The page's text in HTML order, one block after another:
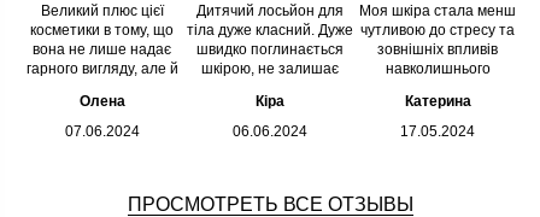
Великий плюс цієї
косметики в тому, що
вона не лише надає
гарного вигляду, але й
цілому. Після кількох
тижнів вик� ...
Олена
07.06.2024
Дитячий лосьйон для
тіла дуже класний. Дуже
швидко поглинається
шкірою, не залишає
ефективно захищає від
сон� ...
Кіра
06.06.2024
Моя шкіра стала менш
чутливою до стресу та
зовнішніх впливів
навколишнього
що знайшла вас.
Результати мене
Катерина
17.05.2024
ПРОСМОТРЕТЬ ВСЕ ОТЗЫВЫ